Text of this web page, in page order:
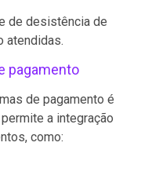
de desistência de
atendidas.
pagamento
de pagamento é
a integração
como: